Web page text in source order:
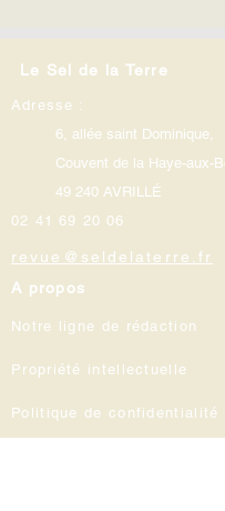
Le Sel de la Terre
Adresse :
6, allée saint Dominique,
Couvent de la Haye-aux-
49 240 AVRILLÉ
02 41 69 20 06
revue@seldelaterre.fr
A propos
Notre ligne de rédaction
Propriété intellectuelle
Politique de confidentialité